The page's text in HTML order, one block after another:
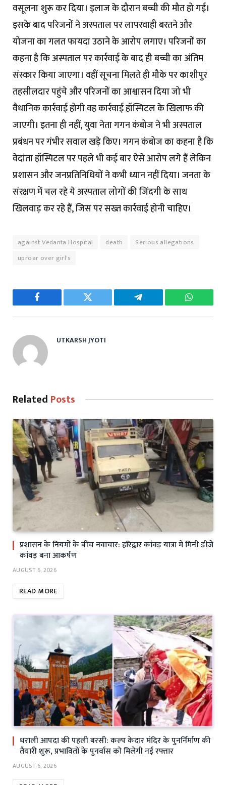
वसूलना शुरू कर दिया। इलाज के दौरान बच्ची की मौत हो गई।
इसके बाद परिजनों ने अस्पताल पर लापरवाही बरतने और
योजना का गलत फायदा उठाने के आरोप लगाए। परिजनों का
कहना है कि अस्पताल पर कार्रवाई के बाद ही बच्ची का अंतिम
संस्कार किया जाएगा। वहीं सूचना मिलते ही मौके पर काशीपुर
तहसीलदार पहुंचे और परिजनों का आश्वासन दिया जो भी
वैधानिक कार्रवाई होगी वह कार्रवाई हॉस्पिटल के खिलाफ की
जाएगी। इतना ही नहीं, युवा नेता गगन कंबोज ने भी अस्पताल
प्रबंधन पर गंभीर सवाल खड़े किए। गगन कंबोज का कहना है कि
वेदांता हॉस्पिटल पर पहले भी कई बार ऐसे आरोप लगे हैं लेकिन
प्रशासन और जनप्रतिनिधियों ने कभी ध्यान नहीं दिया। जनता के
संरक्षण में चल रहे ये अस्पताल लोगों की जिंदगी के साथ
खिलवाड़ कर रहे हैं, जिस पर सख्त कार्रवाई होनी चाहिए।
against Vedanta Hospital death
Serious allegations
uproar over girl's
Facebook Twitter Telegram
UTKARSH JYOTI
Related Posts
प्रशासन के नियमों के बीच नवाचार: हरिद्वार कांवड़ यात्रा में मिनी डीजे
कांवड़ बना आकर्षण
AUGUST 6, 2026
READ MORE
धराली आपदा की पहली बरसी: कल्प केदार मंदिर के पुनर्निर्माण की
तैयारी शुरू, प्रभावितों के पुनर्वास को मिलेगी नई रफ्तार
AUGUST 6, 2026